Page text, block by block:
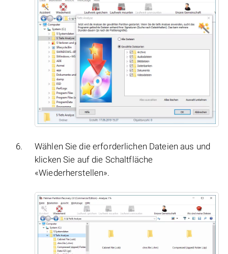
Wählen Sie die erforderlichen Dateien aus und
klicken Sie auf die Schaltfläche
«Wiederherstellen».